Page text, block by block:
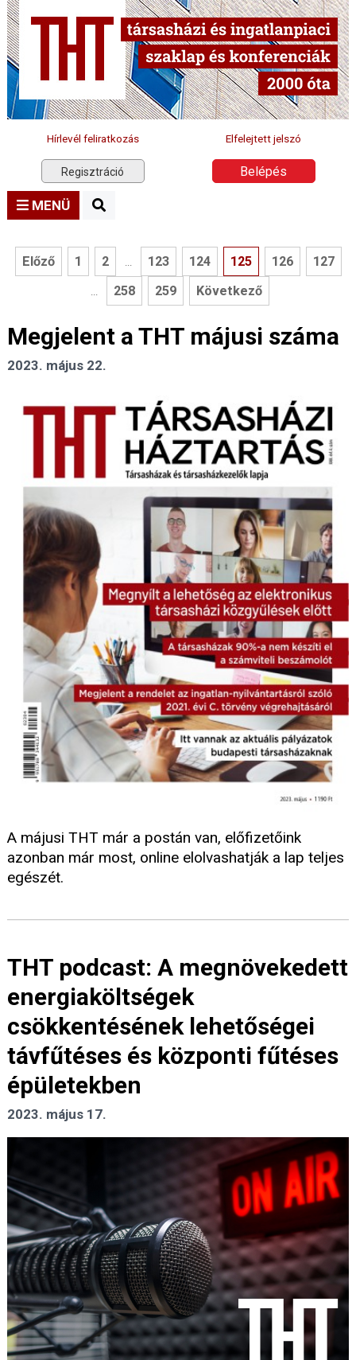
Hírlevél feliratkozás Elfelejtett jelszó
Regisztráció Belépés
MENÜ
Előző 1 2 ... 123 124 125 126 127
... 258 259 Következő
Megjelent a THT májusi száma
2023. május 22.
A májusi THT már a postán van, előfizetőink
azonban már most, online elolvashatják a lap teljes
egészét.
THT podcast: A megnövekedett
energiaköltségek
csökkentésének lehetőségei
távfűtéses és központi fűtéses
épületekben
2023. május 17.